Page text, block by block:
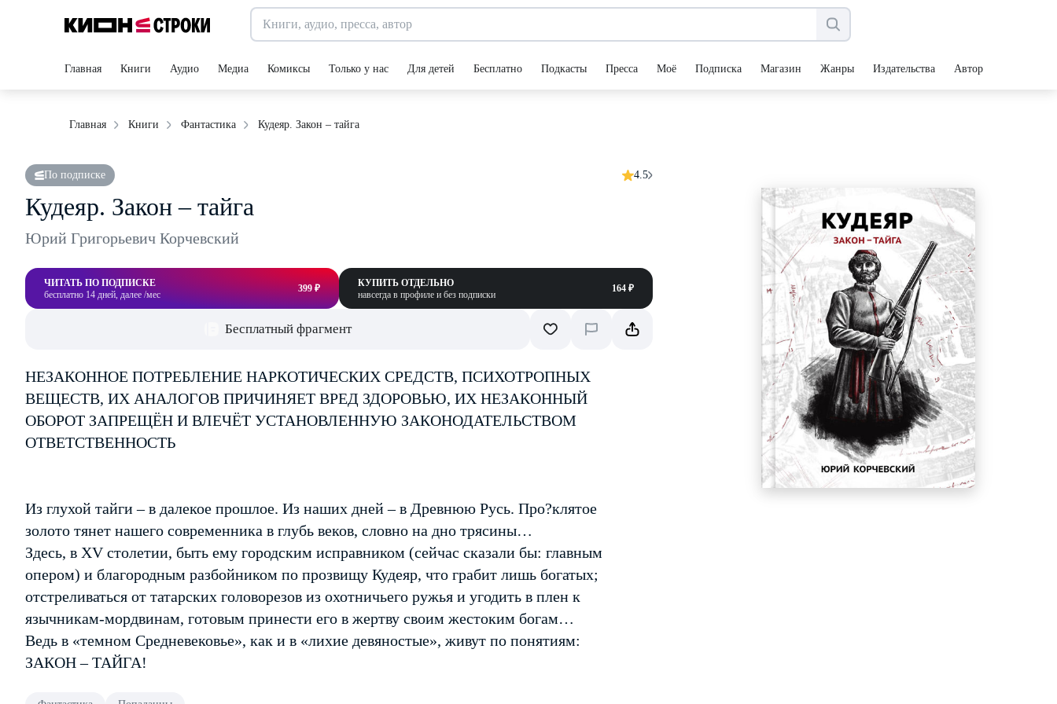
Главная Книги Аудио Медиа Комиксы Только у нас Для детей Бесплатно Подкасты Пресса Моё Подписка Магазин Жанры Издательства Авторы
Главная Книги Фантастика Кудеяр. Закон – тайга
По подписке 4.5
Кудеяр. Закон – тайга
Юрий Григорьевич Корчевский
ЧИТАТЬ ПО ПОДПИСКЕ
бесплатно 14 дней, далее /мес
399 ₽
КУПИТЬ ОТДЕЛЬНО
навсегда в профиле и без подписки
164 ₽
Бесплатный фрагмент
НЕЗАКОННОЕ ПОТРЕБЛЕНИЕ НАРКОТИЧЕСКИХ СРЕДСТВ, ПСИХОТРОПНЫХ
ВЕЩЕСТВ, ИХ АНАЛОГОВ ПРИЧИНЯЕТ ВРЕД ЗДОРОВЬЮ, ИХ НЕЗАКОННЫЙ
ОБОРОТ ЗАПРЕЩЁН И ВЛЕЧЁТ УСТАНОВЛЕННУЮ ЗАКОНОДАТЕЛЬСТВОМ
ОТВЕТСТВЕННОСТЬ
Из глухой тайги – в далекое прошлое. Из наших дней – в Древнюю Русь. Про?клятое
золото тянет нашего современника в глубь веков, словно на дно трясины…
Здесь, в XV столетии, быть ему городским исправником (сейчас сказали бы: главным
опером) и благородным разбойником по прозвищу Кудеяр, что грабит лишь богатых;
отстреливаться от татарских головорезов из охотничьего ружья и угодить в плен к
язычникам-мордвинам, готовым принести его в жертву своим жестоким богам…
Ведь в «темном Средневековье», как и в «лихие девяностые», живут по понятиям:
ЗАКОН – ТАЙГА!